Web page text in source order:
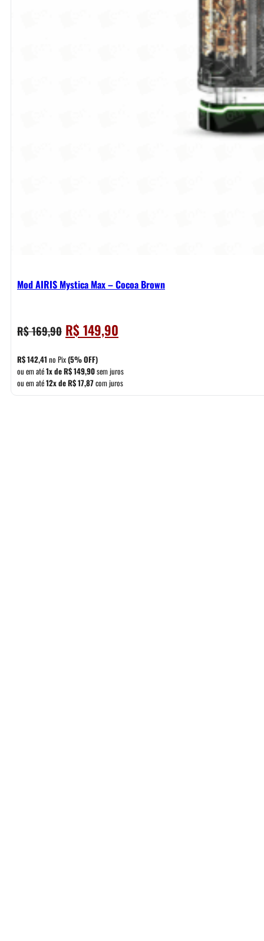
Mod AIRIS Mystica Max – Cocoa Brown
R$169,90 O
preço
original
era:
R$ 169,90.
R$149,90
preço
é:
R$ 149,90.
R$142,41 no Pix(5% OFF)
ou em até1x deR$149,90sem juros
ou em até12x deR$17,87com juros